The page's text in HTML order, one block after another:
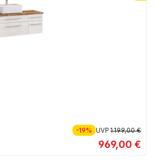
-19% UVP 1.199,00 €
969,00 €